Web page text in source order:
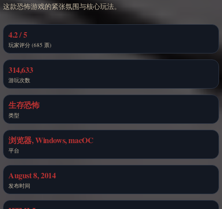
这款恐怖游戏的紧张氛围与核心玩法。
4.2 / 5
玩家评分 (685 票)
314,633
游玩次数
生存恐怖
类型
浏览器, Windows, macOC
平台
August 8, 2014
发布时间